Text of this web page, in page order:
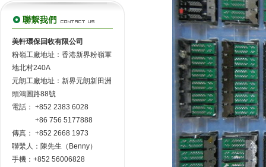
美軒環保回收有限公司
粉嶺工廠地址：香港新界粉嶺軍
地北村240A
元朗工廠地址：新界元朗新田洲
頭鴻圖路88號
電話： +852 2383 6028
+86 756 5177888
傳真： +852 2668 1973
聯繫人：陳先生（Benny）
手機：+852 56006828